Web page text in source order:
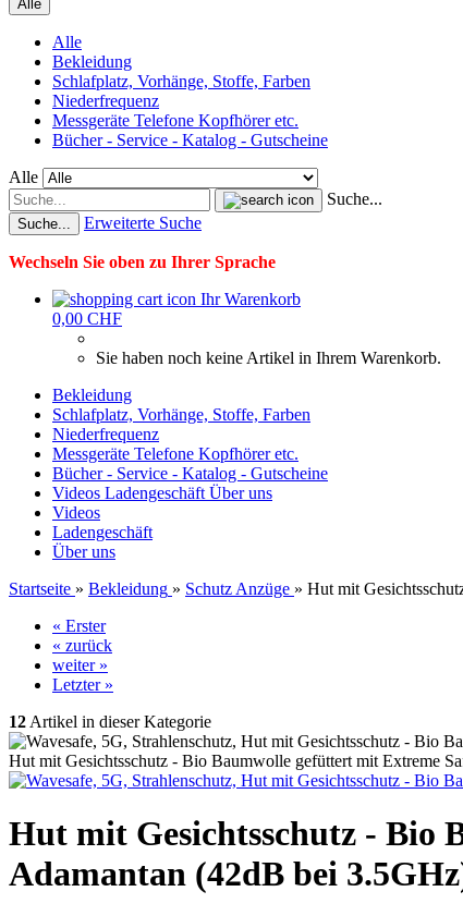
Alle
Alle
Bekleidung
Schlafplatz, Vorhänge, Stoffe, Farben
Niederfrequenz
Messgeräte Telefone Kopfhörer etc.
Bücher - Service - Katalog - Gutscheine
Alle
Suche...
Suche... Erweiterte Suche
Wechseln Sie oben zu Ihrer Sprache
Ihr Warenkorb
0,00 CHF
Sie haben noch keine Artikel in Ihrem Warenkorb.
Bekleidung
Schlafplatz, Vorhänge, Stoffe, Farben
Niederfrequenz
Messgeräte Telefone Kopfhörer etc.
Bücher - Service - Katalog - Gutscheine
Videos Ladengeschäft Über uns
Videos
Ladengeschäft
Über uns
Startseite » Bekleidung » Schutz Anzüge » Hut mit
« Erster
« zurück
weiter »
Letzter »
12 Artikel in dieser Kategorie
Hut mit Gesichtsschutz - Bio Baumwolle gefüttert mit Extreme
Hut mit Gesichtsschutz - Bio
Adamantan (42dB bei